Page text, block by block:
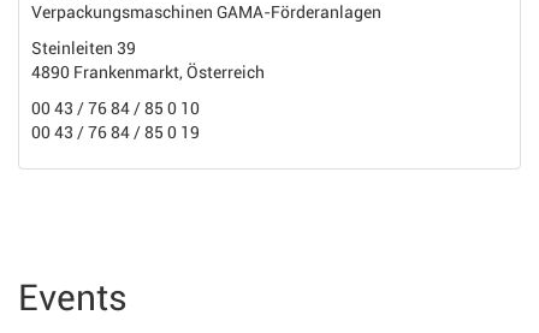
Verpackungsmaschinen GAMA-Förderanlagen
Steinleiten 39
4890 Frankenmarkt, Österreich
00 43 / 76 84 / 85 0 10
00 43 / 76 84 / 85 0 19
Events